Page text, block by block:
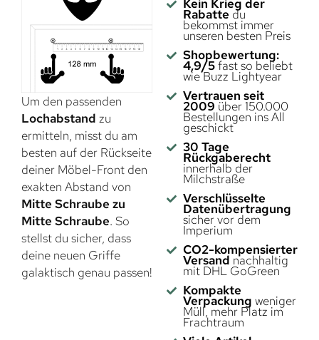
Um den passenden
Lochabstand zu
ermitteln, misst du am
besten auf der Rückseite
deiner Möbel-Front den
exakten Abstand von
Mitte Schraube zu
Mitte Schraube. So
stellst du sicher, dass
deine neuen Griffe
galaktisch genau passen!
Kein Krieg der
Rabatte du
bekommst immer
unseren besten Preis
Shopbewertung:
4,9/5fast so beliebt
wie Buzz Lightyear
Vertrauen seit
2009 über 150.000
Bestellungen ins All
geschickt
30 Tage
Rückgaberecht
innerhalb der
Milchstraße
Verschlüsselte
Datenübertragung
sicher vor dem
Imperium
CO2-kompensierter
Versand nachhaltig
mit DHL GoGreen
Kompakte
Verpackung weniger
Müll, mehr Platz im
Frachtraum